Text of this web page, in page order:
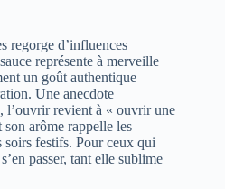
regorge d’influences
représente à merveille
un goût authentique
Une anecdote
l’ouvrir revient à « ouvrir une
arôme rappelle les
soirs festifs. Pour ceux qui
passer, tant elle sublime